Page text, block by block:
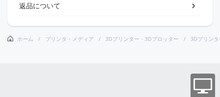
返品について
ホーム プリンタ・メディア 3Dプリンター・3Dプロッター 3Dプリン